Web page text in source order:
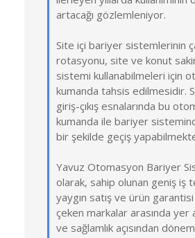
artacağı gözlemleniyor.
Site içi bariyer sistemlerinin
rotasyonu, site ve konut
sistemi kullanabilmeleri için
kumanda tahsis edilmesidir.
giriş-çıkış esnalarında bu
kumanda ile bariyer
bir şekilde geçiş
Yavuz Otomasyon Bariyer
olarak, sahip olunan geniş iş
yaygın satış ve ürün
çeken markalar arasında yer
ve sağlamlık açısından